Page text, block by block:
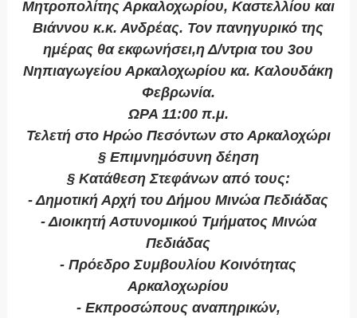
Μητροπολίτης Αρκαλοχωρίου, Καστελλίου και
Βιάννου κ.κ. Ανδρέας. Τον πανηγυρικό της
ημέρας θα εκφωνήσει,η Δ/ντρια του 3ου
Νηπιαγωγείου Αρκαλοχωρίου κα. Καλουδάκη
Φεβρωνία.
ΩΡΑ 11:00 π.μ.
Τελετή στο Ηρώο Πεσόντων στο Αρκαλοχώρι
§ Επιμνημόσυνη δέηση
§ Κατάθεση Στεφάνων από τους:
- Δημοτική Αρχή του Δήμου Μινώα Πεδιάδας
- Διοικητή Αστυνομικού Τμήματος Μινώα
Πεδιάδας
- Πρόεδρο Συμβουλίου Κοινότητας
Αρκαλοχωρίου
- Εκπροσώπους αναπηρικών,